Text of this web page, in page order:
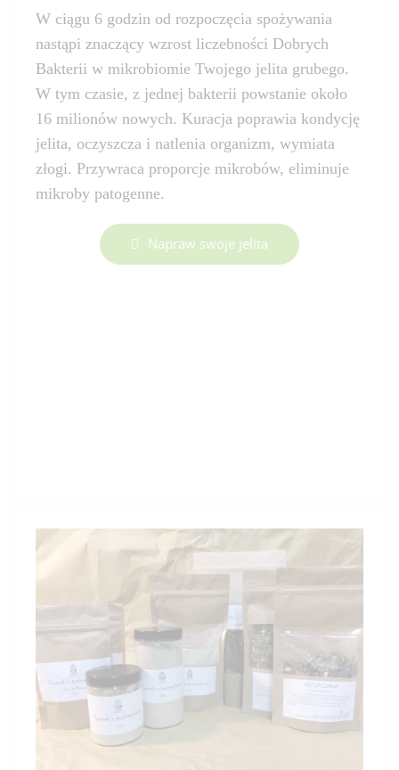
W ciągu 6 godzin od rozpoczęcia spożywania
nastąpi znaczący wzrost liczebności Dobrych
Bakterii w mikrobiomie Twojego jelita grubego.
W tym czasie, z jednej bakterii powstanie około
16 milionów nowych. Kuracja poprawia kondycję
jelita, oczyszcza i natlenia organizm, wymiata
złogi. Przywraca proporcje mikrobów, eliminuje
mikroby patogenne.
Napraw swoje jelita